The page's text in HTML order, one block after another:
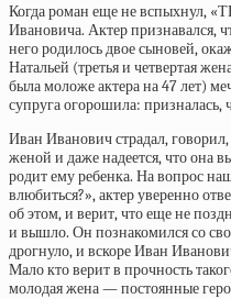
Когда роман еще не вспыхнул,
Ивановича. Актер признавался,
него родилось двое сыновей,
Натальей (третья и четвертая
была моложе актера на 47 лет)
супруга огорошила: призналась,
Иван Иванович страдал, говорил,
женой и даже надеется, что она
родит ему ребенка. На вопрос
влюбиться?», актер уверенно
об этом, и верит, что еще не
и вышло. Он познакомился со
дрогнуло, и вскоре Иван
Мало кто верит в прочность
молодая жена — постоянные